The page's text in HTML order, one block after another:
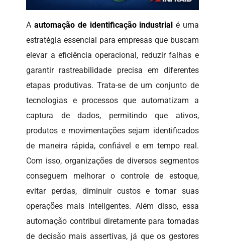
Aautomação de identificação industrial é uma
estratégia essencial para empresas que buscam
elevar a eficiência operacional, reduzir falhas e
garantir rastreabilidade precisa em diferentes
etapas produtivas. Trata-se de um conjunto de
tecnologias e processos que automatizam a
captura de dados, permitindo que ativos,
produtos e movimentações sejam identificados
de maneira rápida, confiável e em tempo real.
Com isso, organizações de diversos segmentos
conseguem melhorar o controle de estoque,
evitar perdas, diminuir custos e tornar suas
operações mais inteligentes. Além disso, essa
automação contribui diretamente para tomadas
de decisão mais assertivas, já que os gestores